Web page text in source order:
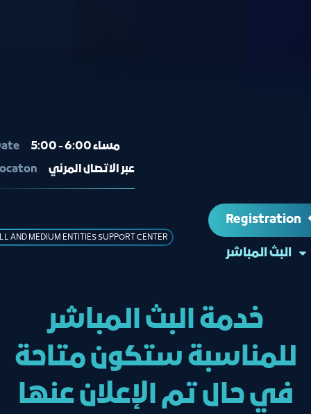
5:00 - 6:00 مساء
عبر الاتصال المرئي
AND MEDIUM ENTITIES SUPPORT CENTER
Registration
البث المباشر
خدمة البث المباشر
للمناسبة ستكون متاحة
في حال تم الإعلان عنها